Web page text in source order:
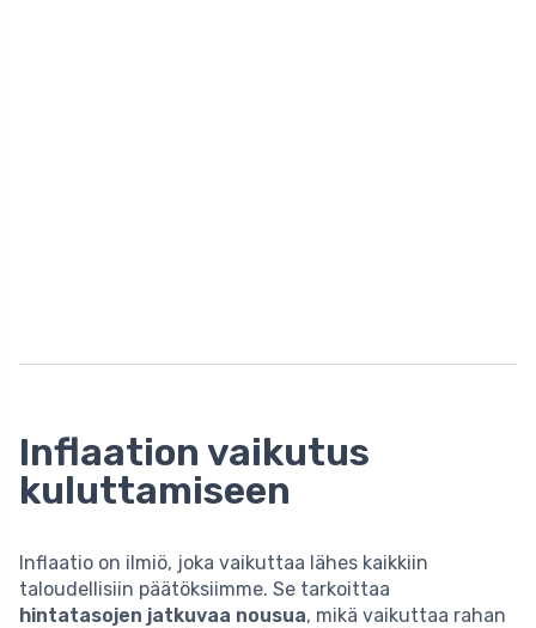
Inflaation vaikutus
kuluttamiseen
Inflaatio on ilmiö, joka vaikuttaa lähes kaikkiin
taloudellisiin päätöksiimme. Se tarkoittaa
hintatasojen jatkuvaa nousua, mikä vaikuttaa rahan